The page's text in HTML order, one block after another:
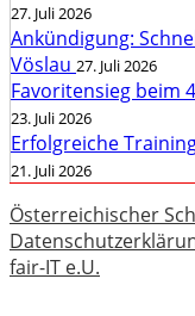
27. Juli 2026
Ankündigung:
Vöslau 27. Juli 2026
Favoritensieg beim
23. Juli 2026
Erfolgreiche
21. Juli 2026
Österreichischer
fair-IT e.U.